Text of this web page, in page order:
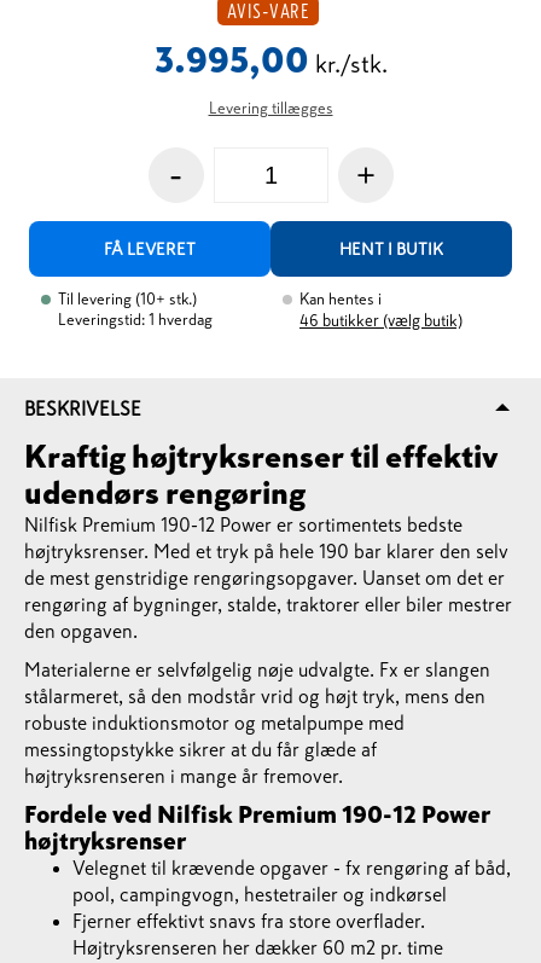
AVIS-VARE
3.995,00 kr./stk.
Levering tillægges
- +
FÅ LEVERET HENT I BUTIK
Til levering (10+ stk.)
Leveringstid: 1 hverdag
Kan hentes i
46 butikker (vælg butik)
BESKRIVELSE
Kraftig højtryksrenser til effektiv
udendørs rengøring
Nilfisk Premium 190-12 Power er sortimentets bedste
højtryksrenser. Med et tryk på hele 190 bar klarer den selv
de mest genstridige rengøringsopgaver. Uanset om det er
rengøring af bygninger, stalde, traktorer eller biler mestrer
den opgaven.
Materialerne er selvfølgelig nøje udvalgte. Fx er slangen
stålarmeret, så den modstår vrid og højt tryk, mens den
robuste induktionsmotor og metalpumpe med
messingtopstykke sikrer at du får glæde af
højtryksrenseren i mange år fremover.
Fordele ved Nilfisk Premium 190-12 Power
højtryksrenser
Velegnet til krævende opgaver - fx rengøring af båd,
pool, campingvogn, hestetrailer og indkørsel
Fjerner effektivt snavs fra store overflader.
Højtryksrenseren her dækker 60 m2 pr. time